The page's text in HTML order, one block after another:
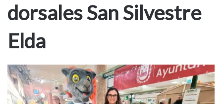
dorsales San Silvestre
Elda